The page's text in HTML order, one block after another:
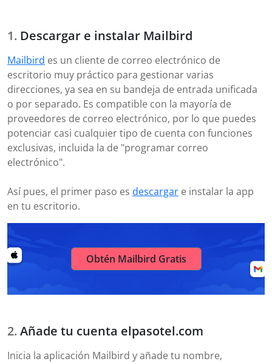
Descargar e instalar Mailbird
Mailbird es un cliente de correo electrónico de
escritorio muy práctico para gestionar varias
direcciones, ya sea en su bandeja de entrada unificada
o por separado. Es compatible con la mayoría de
proveedores de correo electrónico, por lo que puedes
potenciar casi cualquier tipo de cuenta con funciones
exclusivas, incluida la de "programar correo
electrónico".
Así pues, el primer paso es descargar e instalar la app
en tu escritorio.
Obtén Mailbird Gratis
Añade tu cuenta elpasotel.com
Inicia la aplicación Mailbird y añade tu nombre,